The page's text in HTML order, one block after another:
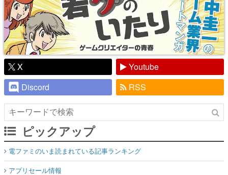
X
Youtube
Discord
RSS
ピックアップ
電ファミのいま読まれている記事ランキング
アプリセール情報